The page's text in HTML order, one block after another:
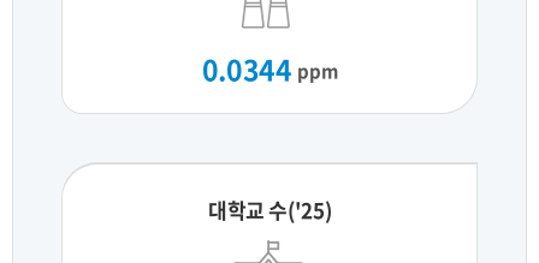
0.0344 ppm
대학교 수('25)